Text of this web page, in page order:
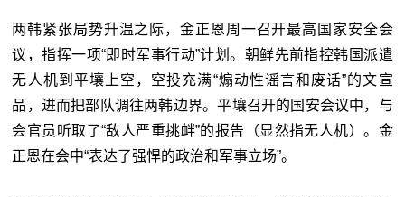
两韩紧张局势升温之际，金正恩周一召开最高国家安全会
议，指挥一项“即时军事行动”计划。朝鲜先前指控韩国派遣
无人机到平壤上空，空投充满“煽动性谣言和废话”的文宣
品，进而把部队调往两韩边界。平壤召开的国安会议中，与
会官员听取了“敌人严重挑衅”的报告（显然指无人机）。金
正恩在会中“表达了强悍的政治和军事立场”。